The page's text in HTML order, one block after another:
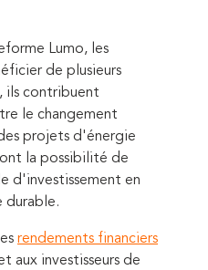
Lumo, les
de plusieurs
ils contribuent
le changement
projets d'énergie
la possibilité de
d'investissement en
durable.
rendements financiers
aux investisseurs de